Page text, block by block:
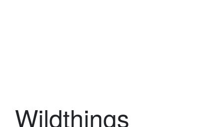
Wildthings